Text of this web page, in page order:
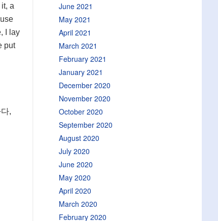
a
I lay
put
,
June 2021
May 2021
April 2021
March 2021
February 2021
January 2021
December 2020
November 2020
October 2020
September 2020
August 2020
July 2020
June 2020
May 2020
April 2020
March 2020
February 2020